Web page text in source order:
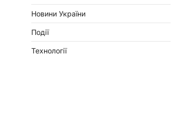
Новини України
Події
Технології